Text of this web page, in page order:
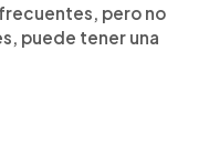
pero no
puede tener una